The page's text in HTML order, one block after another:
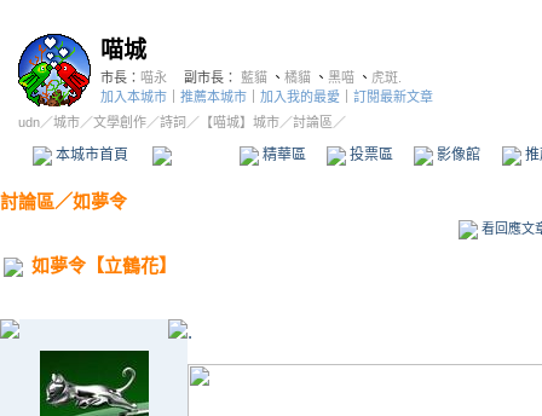
喵城
市長： 喵永 副市長： 藍貓 、 橘貓 、 黑喵 、 虎斑.
加入本城市
推薦本城市 加入我的最愛
訂閱最新文章
udn／城市／文學創作／詩詞 ／ 【喵城】城市／討論區／
本城市首頁 精華區 投票區 影像館
討論區／如夢令
看回應文
如夢令【立鶴花】
.